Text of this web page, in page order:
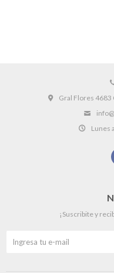
Gral Flores 4683
Lunes
¡Suscribite y